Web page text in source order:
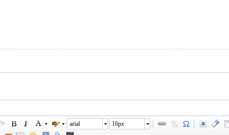
arial 16px